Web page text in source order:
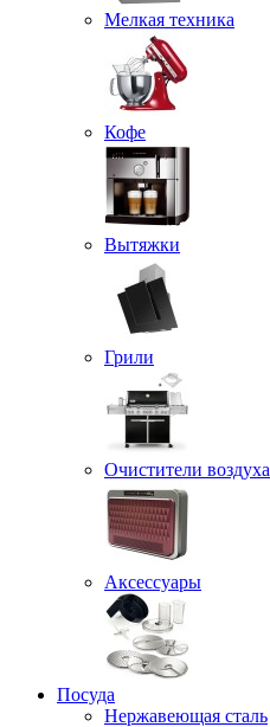
Мелкая техника
Кофе
Вытяжки
Грили
Очистители воздуха
Аксессуары
Посуда
Нержавеющая сталь